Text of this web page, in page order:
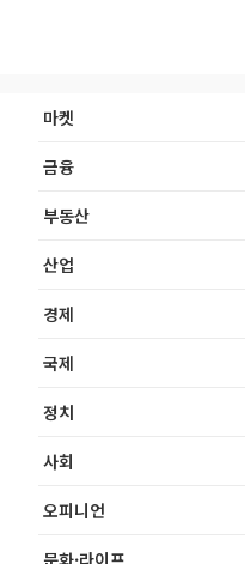
마켓
금융
부동산
산업
경제
국제
정치
사회
오피니언
문화·라이프